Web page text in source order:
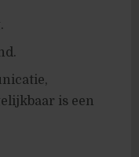
is een